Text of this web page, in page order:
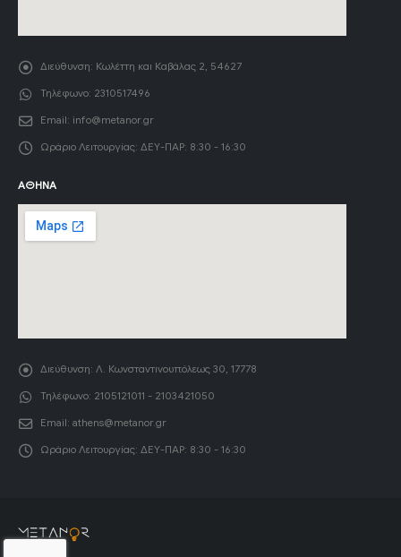
Διεύθυνση: Κωλέττη και Καβάλας 2, 54627
Τηλέφωνο: 2310517496
Email: info@metanor.gr
Ωράριο Λειτουργίας: ΔΕΥ-ΠΑΡ: 8:30 - 16:30
ΑΘΉΝΑ
Διεύθυνση: Λ. Κωνσταντινουπόλεως 30, 17778
Τηλέφωνο: 2105121011 - 2103421050
Email: athens@metanor.gr
Ωράριο Λειτουργίας: ΔΕΥ-ΠΑΡ: 8:30 - 16:30